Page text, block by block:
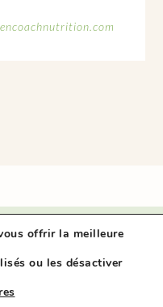
offrir la meilleure
ou les désactiver